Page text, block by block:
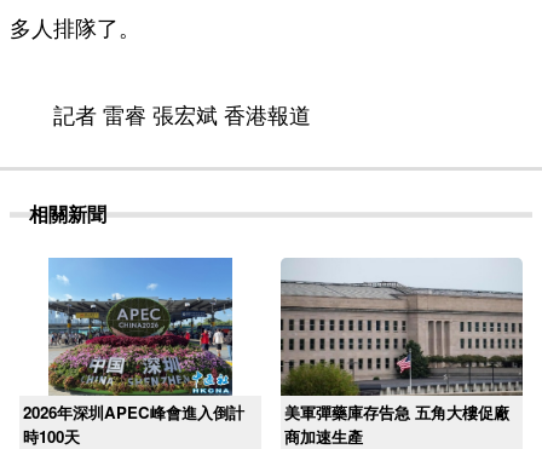
多人排隊了。
記者 雷睿 張宏斌 香港報道
相關新聞
2026年深圳APEC峰會進入倒計
時100天
美軍彈藥庫存告急 五角大樓促廠
商加速生產